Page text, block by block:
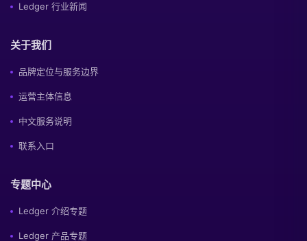
Ledger 行业新闻
关于我们
品牌定位与服务边界
运营主体信息
中文服务说明
联系入口
专题中心
Ledger 介绍专题
Ledger 产品专题